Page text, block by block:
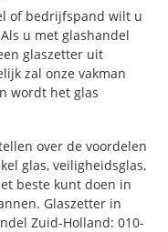
of bedrijfspand wilt u
u met glashandel
glaszetter uit
zal onze vakman
wordt het glas
over de voordelen
glas, veiligheidsglas,
beste kunt doen in
Glaszetter in
Zuid-Holland: 010-